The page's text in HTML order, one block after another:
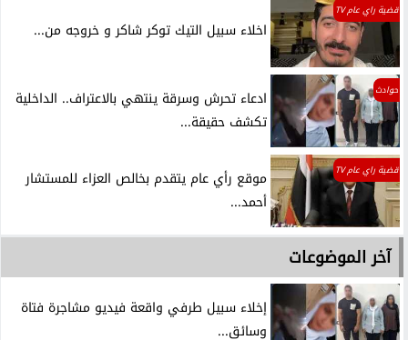
قضية راي عام TV
اخلاء سبيل التيك توكر شاكر و خروجه من...
حوادث
ادعاء تحرش وسرقة ينتهي بالاعتراف.. الداخلية
تكشف حقيقة...
قضية راي عام TV
موقع رأي عام يتقدم بخالص العزاء للمستشار
أحمد...
آخر الموضوعات
إخلاء سبيل طرفي واقعة فيديو مشاجرة فتاة
وسائق...